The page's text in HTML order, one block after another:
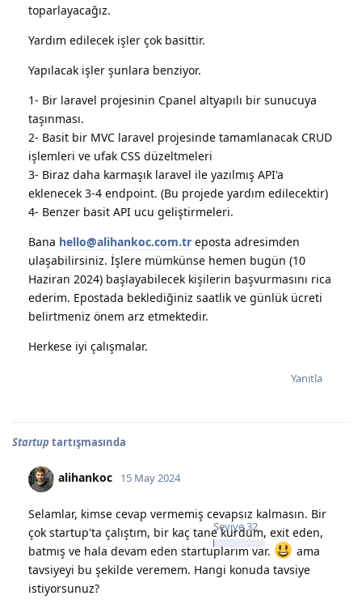
toparlayacağız.
Yardım edilecek işler çok basittir.
Yapılacak işler şunlara benziyor.
1- Bir laravel projesinin Cpanel altyapılı bir sunucuya
taşınması.
2- Basit bir MVC laravel projesinde tamamlanacak CRUD
işlemleri ve ufak CSS düzeltmeleri
3- Biraz daha karmaşık laravel ile yazılmış API'a
eklenecek 3-4 endpoint. (Bu projede yardım edilecektir)
4- Benzer basit API ucu geliştirmeleri.
Bana hello@alihankoc.com.tr eposta adresimden
ulaşabilirsiniz. İşlere mümkünse hemen bugün (10
Haziran 2024) başlayabilecek kişilerin başvurmasını rica
ederim. Epostada beklediğiniz saatlik ve günlük ücreti
belirtmeniz önem arz etmektedir.
Herkese iyi çalışmalar.
Yanıtla
Startup tartışmasında
alihankoc
Seviye32
15 May 2024
Selamlar, kimse cevap vermemiş cevapsız kalmasın. Bir
çok startup'ta çalıştım, bir kaç tane kurdum, exit eden,
batmış ve hala devam eden startuplarım var.
ama
tavsiyeyi bu şekilde veremem. Hangi konuda tavsiye
istiyorsunuz?